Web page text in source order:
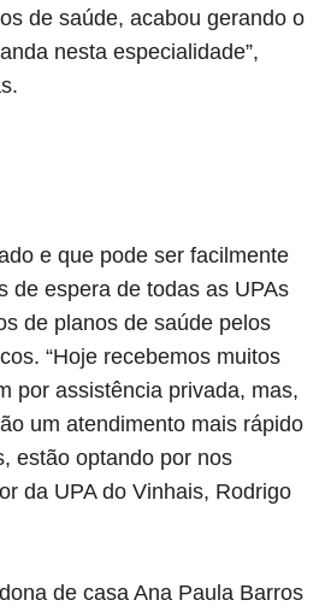
de saúde, acabou gerando o
nesta especialidade”,
e que pode ser facilmente
de espera de todas as UPAs
de planos de saúde pelos
“Hoje recebemos muitos
por assistência privada, mas,
um atendimento mais rápido
estão optando por nos
da UPA do Vinhais, Rodrigo
de casa Ana Paula Barros